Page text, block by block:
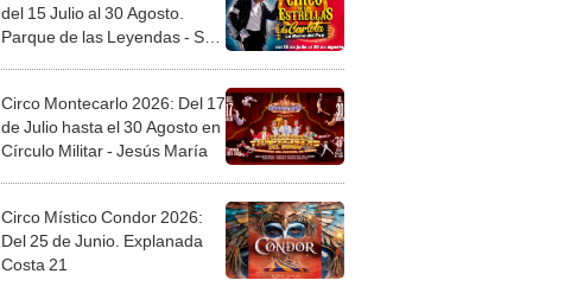
del 15 Julio al 30 Agosto.
Parque de las Leyendas - San
Circo Montecarlo 2026: Del 17
de Julio hasta el 30 Agosto en
Círculo Militar - Jesús María
Circo Místico Condor 2026:
Del 25 de Junio. Explanada
Costa 21